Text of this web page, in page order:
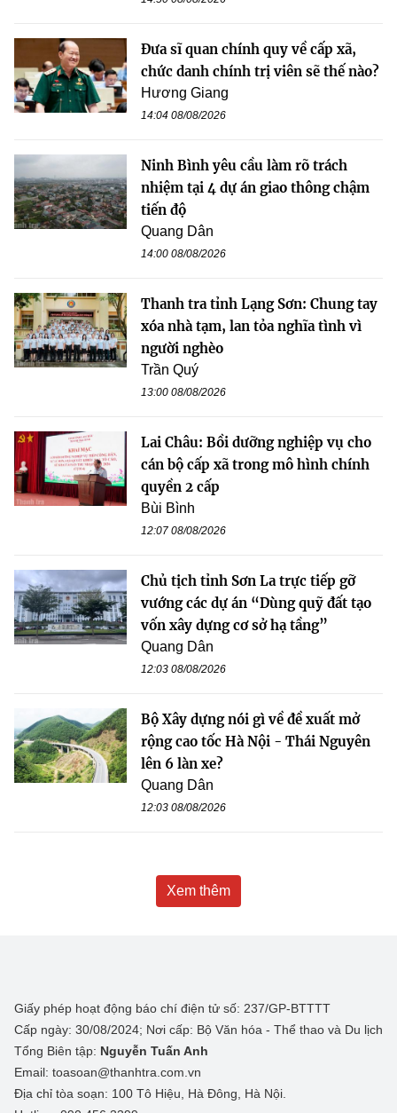
Đưa sĩ quan chính quy về cấp xã,
chức danh chính trị viên sẽ thế nào?
Hương Giang
14:04 08/08/2026
Ninh Bình yêu cầu làm rõ trách
nhiệm tại 4 dự án giao thông chậm
tiến độ
Quang Dân
14:00 08/08/2026
Thanh tra tỉnh Lạng Sơn: Chung tay
xóa nhà tạm, lan tỏa nghĩa tình vì
người nghèo
Trần Quý
13:00 08/08/2026
Lai Châu: Bồi dưỡng nghiệp vụ cho
cán bộ cấp xã trong mô hình chính
quyền 2 cấp
Bùi Bình
12:07 08/08/2026
Chủ tịch tỉnh Sơn La trực tiếp gỡ
vướng các dự án “Dùng quỹ đất tạo
vốn xây dựng cơ sở hạ tầng”
Quang Dân
12:03 08/08/2026
Bộ Xây dựng nói gì về đề xuất mở
rộng cao tốc Hà Nội - Thái Nguyên
lên 6 làn xe?
Quang Dân
12:03 08/08/2026
Xem thêm
Giấy phép hoạt động báo chí điện tử số: 237/GP-BTTTT
Cấp ngày: 30/08/2024; Nơi cấp: Bộ Văn hóa - Thể thao và Du lịch
Tổng Biên tập: Nguyễn Tuấn Anh
Email: toasoan@thanhtra.com.vn
Địa chỉ tòa soạn: 100 Tô Hiệu, Hà Đông, Hà Nội.